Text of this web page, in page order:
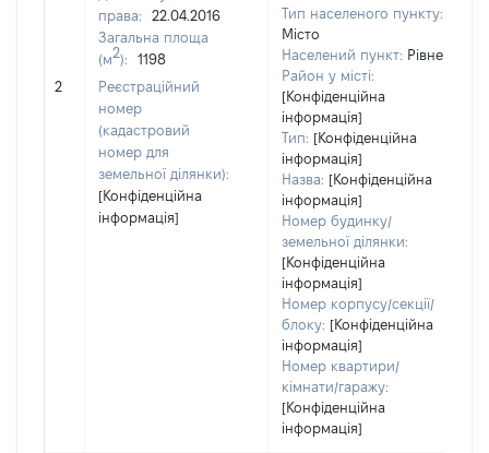
2
права:
22.04.2016
Загальна площа
(м2):
1198
Реєстраційний
номер
(кадастровий
номер для
земельної ділянки):
[Конфіденційна
інформація]
Тип населеного пункту:
Місто
Населений пункт: Рівне
Район у місті:
[Конфіденційна
інформація]
Тип: [Конфіденційна
інформація]
Назва: [Конфіденційна
інформація]
Номер будинку/
земельної ділянки:
[Конфіденційна
інформація]
Номер корпусу/секції/
блоку: [Конфіденційна
інформація]
Номер квартири/
кімнати/гаражу:
[Конфіденційна
інформація]